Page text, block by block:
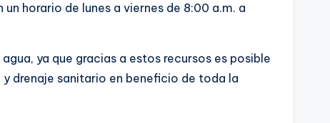
horario de lunes a viernes de 8:00 a.m. a
ya que gracias a estos recursos es posible
drenaje sanitario en beneficio de toda la